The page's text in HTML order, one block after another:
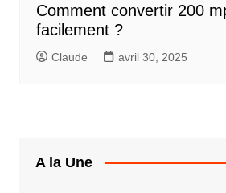
Comment convertir 200
facilement ?
Claude avril 30, 2025
A la Une